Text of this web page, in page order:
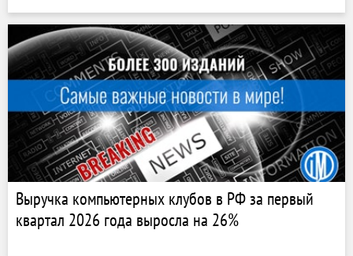
Выручка компьютерных клубов в РФ за первый
квартал 2026 года выросла на 26%